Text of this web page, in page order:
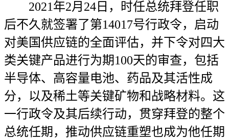
2021年2月24日，时任总统拜登任职
后不久就签署了第14017号行政令，启动
对美国供应链的全面评估，并下令对四大
类关键产品进行为期100天的审查，包括
半导体、高容量电池、药品及其活性成
分，以及稀土等关键矿物和战略材料。这
一行政令及其后续行动，贯穿拜登的整个
总统任期，推动供应链重塑也成为他任期